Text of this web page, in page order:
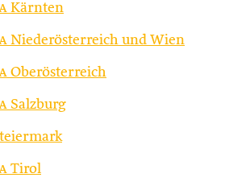
Kärnten
Niederösterreich und Wien
Oberösterreich
Salzburg
Tirol